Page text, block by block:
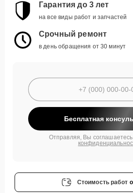
Гарантия до 3 лет
на все виды работ и запчастей
Срочный ремонт
в день обращения от 30 минут
Бесплатная
Отправляя, Вы
Стоимость работ